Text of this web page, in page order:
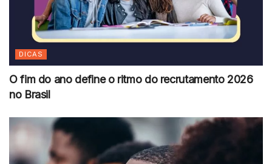
DICAS
O fim do ano define o ritmo do recrutamento 2026
no Brasil